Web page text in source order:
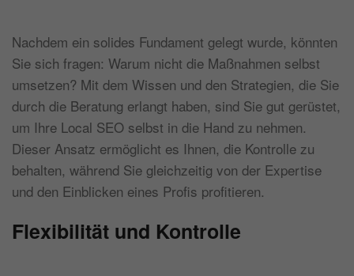
Nachdem ein solides Fundament gelegt wurde, könnten
Sie sich fragen: Warum nicht die Maßnahmen selbst
umsetzen? Mit dem Wissen und den Strategien, die Sie
durch die Beratung erlangt haben, sind Sie gut gerüstet,
um Ihre Local SEO selbst in die Hand zu nehmen.
Dieser Ansatz ermöglicht es Ihnen, die Kontrolle zu
behalten, während Sie gleichzeitig von der Expertise
und den Einblicken eines Profis profitieren.
Flexibilität und Kontrolle